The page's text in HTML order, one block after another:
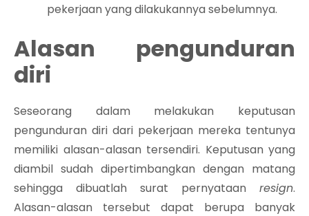
pekerjaan yang dilakukannya sebelumnya.
Alasan pengunduran
diri
Seseorang dalam melakukan keputusan
pengunduran diri dari pekerjaan mereka tentunya
memiliki alasan-alasan tersendiri. Keputusan yang
diambil sudah dipertimbangkan dengan matang
sehingga dibuatlah surat pernyataan resign.
Alasan-alasan tersebut dapat berupa banyak